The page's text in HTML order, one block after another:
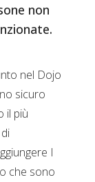
non
nel Dojo
sicuro
il più
I
che sono